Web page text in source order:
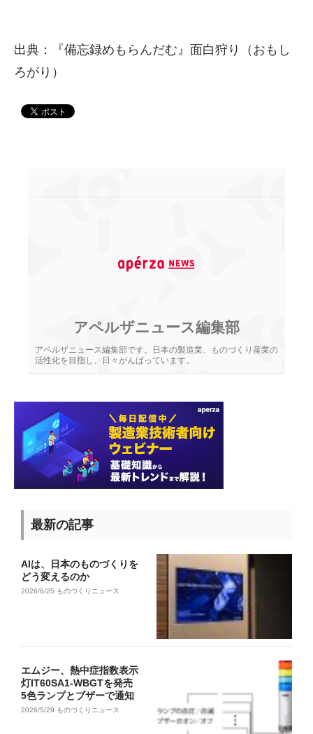
出典：『備忘録めもらんだむ』面白狩り（おもし
ろがり）
アペルザニュース編集部
アペルザニュース編集部です。日本の製造業、ものづくり産業の
活性化を目指し、日々がんばっています。
最新の記事
AIは、日本のものづくりを
どう変えるのか
2026/6/25 ものづくりニュース
エムジー、熱中症指数表示
灯IT60SA1-WBGTを発売
5色ランプとブザーで通知
2026/5/29 ものづくりニュース